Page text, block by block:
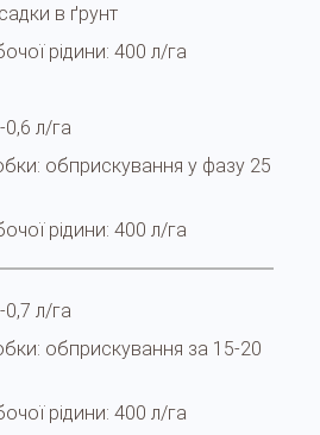
в ґрунт
рідини: 400 л/га
0,6 л/га
обприскування у фазу 25
рідини: 400 л/га
0,7 л/га
обприскування за 15-20
рідини: 400 л/га